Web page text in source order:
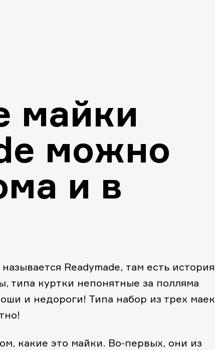
майки
можно
и в
Readymade, там есть история
типа куртки непонятные за полляма
и недороги! Типа набор из трех маек
какие это майки. Во-первых, они из